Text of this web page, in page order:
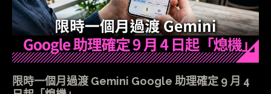
限時一個月過渡 Gemini Google 助理確定 9 月 4